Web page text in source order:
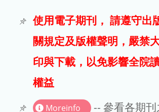
電子期刊
試用
使用電子期刊， 請遵守出
關規定及版權聲明，嚴禁
印與下載，以免影響全院
權益
Moreinfo
-- 參看各期刊